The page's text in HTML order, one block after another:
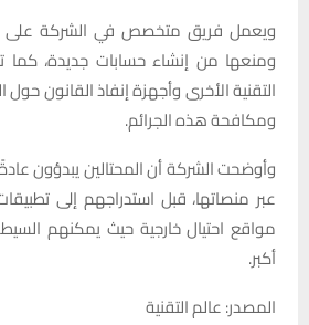
ويعمل فريق متخصص في الشركة على
ومنعها من إنشاء حسابات جديدة، كما
التقنية الأخرى وأجهزة إنفاذ القانون حول
ومكافحة هذه الجرائم.
وأوضحت الشركة أن المحتالين يبدؤون
عبر منصاتها، قبل استدراجهم إلى
مواقع احتيال خارجية حيث يمكنهم
أكبر.
المصدر: عالم التقنية